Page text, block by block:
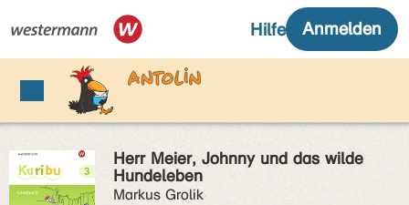
Herr Meier, Johnny und das wilde
Hundeleben
Markus Grolik